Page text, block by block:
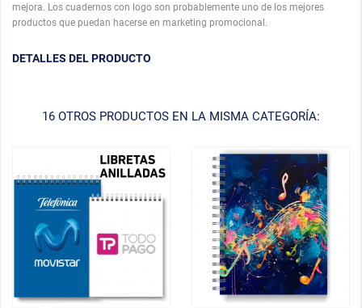
mejora. Los cuadernos con logo son probablemente uno de los mejores
productos que puedan hacerse en marketing promocional.
DETALLES DEL PRODUCTO
16 OTROS PRODUCTOS EN LA MISMA CATEGORÍA: